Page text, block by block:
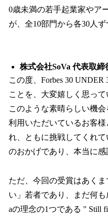
0歳未満の若手起業家やア
が、全10部門から各30人ず
株式会社SoVa 代表取
この度、Forbes 30
ことを、大変嬉しく思って
このような素晴らしい機
利用いただいているお客
れ、ともに挑戦してくれ
のおかげであり、本当に感
ただ、今回の受賞はあく
い」若者であり、まだ何
aの理念の1つである " Still